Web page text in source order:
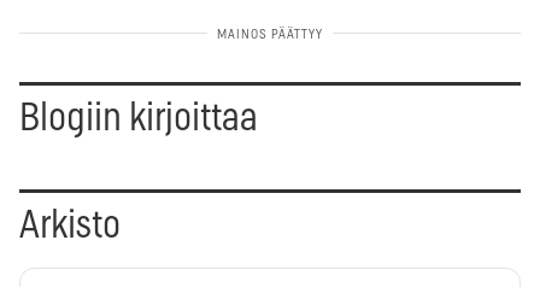
Blogiin kirjoittaa
Arkisto